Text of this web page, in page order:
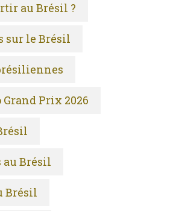
au Brésil ?
sur le Brésil
Grand Prix 2026
au Brésil
Brésil